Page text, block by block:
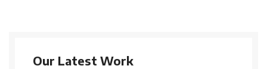
Our Latest Work